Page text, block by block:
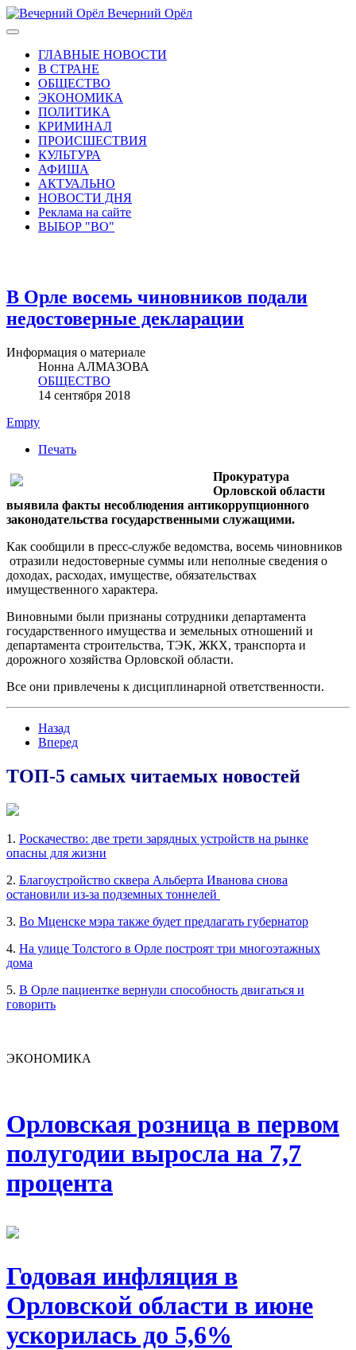
Вечерний Орёл
ГЛАВНЫЕ НОВОСТИ
В СТРАНЕ
ОБЩЕСТВО
ЭКОНОМИКА
ПОЛИТИКА
КРИМИНАЛ
ПРОИСШЕСТВИЯ
КУЛЬТУРА
АФИША
АКТУАЛЬНО
НОВОСТИ ДНЯ
Реклама на сайте
ВЫБОР "ВО"
В Орле восемь чиновников подали
недостоверные декларации
Информация о материале
Нонна АЛМАЗОВА
ОБЩЕСТВО
14 сентября 2018
Empty
Печать
Прокуратура
Орловской области
выявила факты несоблюдения антикоррупционного
законодательства государственными служащими.
Как сообщили в пресс-службе ведомства, восемь чиновников
отразили недостоверные суммы или неполные сведения о
доходах, расходах, имуществе, обязательствах
имущественного характера.
Виновными были признаны сотрудники департамента
государственного имущества и земельных отношений и
департамента строительства, ТЭК, ЖКХ, транспорта и
дорожного хозяйства Орловской области.
Все они привлечены к дисциплинарной ответственности.
Назад
Вперед
ТОП-5 самых читаемых новостей
1. Роскачество: две трети зарядных устройств на рынке
опасны для жизни
2. Благоустройство сквера Альберта Иванова снова
остановили из-за подземных тоннелей
3. Во Мценске мэра также будет предлагать губернатор
4. На улице Толстого в Орле построят три многоэтажных
дома
5. В Орле пациентке вернули способность двигаться и
говорить
ЭКОНОМИКА
Орловская розница в первом
полугодии выросла на 7,7
процента
Годовая инфляция в
Орловской области в июне
ускорилась до 5,6%